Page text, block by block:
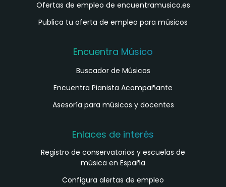
Ofertas de empleo de encuentramusico.es
Publica tu oferta de empleo para músicos
Encuentra Músico
Buscador de Músicos
Encuentra Pianista Acompañante
Asesoría para músicos y docentes
Enlaces de interés
Registro de conservatorios y escuelas de
música en España
Configura alertas de empleo